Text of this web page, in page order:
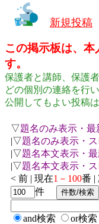
新規投稿
この掲示板は、本
す。
保護者と講師、保護
どの個別の連絡を行い
公開してもよい投稿は
▽題名のみ表示・最
|▽題名のみ表示・
|▽題名本文表示・
|▽題名本文表示・
< 前 | 現在1－100番 |
件
and検索
or検索